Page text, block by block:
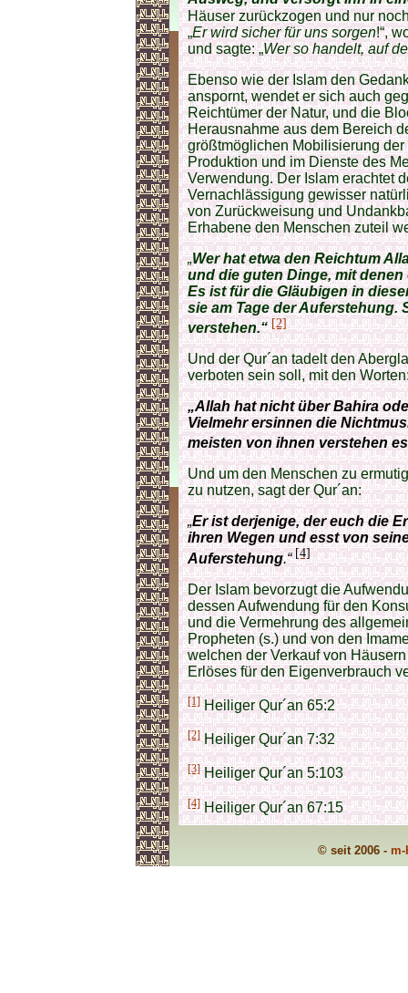
Häuser zurückzogen und nur
„Er wird sicher für uns sorgen!“,
und sagte: „Wer so handelt, auf
Ebenso wie der Islam den
anspornt, wendet er sich auch
Reichtümer der Natur, und die
Herausnahme aus dem Bereich
größtmöglichen Mobilisierung
Produktion und im Dienste des
Verwendung. Der Islam erachtet
Vernachlässigung gewisser
von Zurückweisung und
Erhabene den Menschen zuteil
„Wer hat etwa den Reichtum
und die guten Dinge, mit
Es ist für die Gläubigen in
sie am Tage der Auferstehung.
verstehen.“[2]
Und der Qur´an tadelt den
verboten sein soll, mit den
„Allah hat nicht über Bahira
Vielmehr ersinnen die
meisten von ihnen verstehen
Und um den Menschen zu
zu nutzen, sagt der Qur´an:
„Er ist derjenige, der euch die
ihren Wegen und esst von
Auferstehung.“[4]
Der Islam bevorzugt die
dessen Aufwendung für den
und die Vermehrung des
Propheten (s.) und von den
welchen der Verkauf von
Erlöses für den Eigenverbrauch
[1]Heiliger Qur´an 65:2
[2]Heiliger Qur´an 7:32
[3]Heiliger Qur´an 5:103
[4]Heiliger Qur´an 67:15
© seit 2006 -